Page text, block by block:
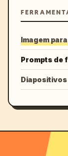
Imagem
Prompts de
Diapositivos